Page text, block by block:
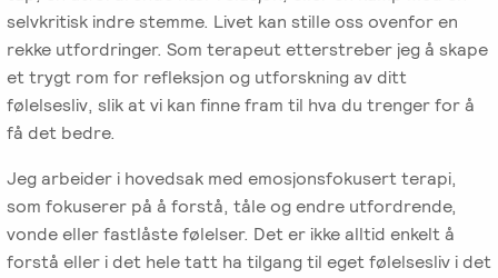
EFST
-
Videreutdanning
for
EFT-
C
-
Ofte
stilte
spørsmål
Adopsjonsrapport
EFT-
terapeuter
i
Norge
selvkritisk indre stemme. Livet kan stille oss ovenfor en
rekke utfordringer. Som terapeut etterstreber jeg å skape
et trygt rom for refleksjon og utforskning av ditt
følelsesliv, slik at vi kan finne fram til hva du trenger for å
få det bedre.
Jeg arbeider i hovedsak med emosjonsfokusert terapi,
som fokuserer på å forstå, tåle og endre utfordrende,
vonde eller fastlåste følelser. Det er ikke alltid enkelt å
forstå eller i det hele tatt ha tilgang til eget følelsesliv i det